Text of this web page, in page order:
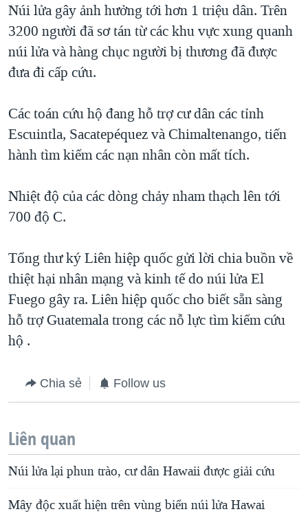
QUAN HỆ VIỆT MỸ
Núi lửa gây ảnh hưởng tới hơn 1 triệu dân. Trên
3200 người đã sơ tán từ các khu vực xung quanh
núi lửa và hàng chục người bị thương đã được
đưa đi cấp cứu.
Các toán cứu hộ đang hỗ trợ cư dân các tỉnh
Escuintla, Sacatepéquez và Chimaltenango, tiến
hành tìm kiếm các nạn nhân còn mất tích.
Nhiệt độ của các dòng chảy nham thạch lên tới
700 độ C.
Tổng thư ký Liên hiệp quốc gửi lời chia buồn về
thiệt hại nhân mạng và kinh tế do núi lửa El
Fuego gây ra. Liên hiệp quốc cho biết sẵn sàng
hỗ trợ Guatemala trong các nỗ lực tìm kiếm cứu
hộ .
Chia sẻ Follow us
Liên quan
Núi lửa lại phun trào, cư dân Hawaii được giải cứu
Mây độc xuất hiện trên vùng biển núi lửa Hawai